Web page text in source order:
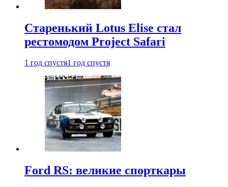
Старенький Lotus Elise стал
рестомодом Project Safari
1 год спустя1 год спустя
Ford RS: великие спорткары